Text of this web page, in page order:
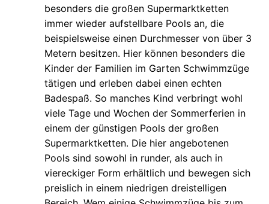
besonders die großen Supermarktketten
immer wieder aufstellbare Pools an, die
beispielsweise einen Durchmesser von über 3
Metern besitzen. Hier können besonders die
Kinder der Familien im Garten Schwimmzüge
tätigen und erleben dabei einen echten
Badespaß. So manches Kind verbringt wohl
viele Tage und Wochen der Sommerferien in
einem der günstigen Pools der großen
Supermarktketten. Die hier angebotenen
Pools sind sowohl in runder, als auch in
viereckiger Form erhältlich und bewegen sich
preislich in einem niedrigen dreistelligen